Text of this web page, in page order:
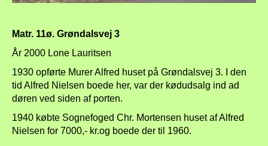
Matr. 11ø. Grøndalsvej 3
År 2000 Lone Lauritsen
1930 opførte Murer Alfred huset på Grøndalsvej 3. I den
tid Alfred Nielsen boede her, var der kødudsalg ind ad
døren ved siden af porten.
1940 købte Sognefoged Chr. Mortensen huset af Alfred
Nielsen for 7000,- kr.og boede der til 1960.